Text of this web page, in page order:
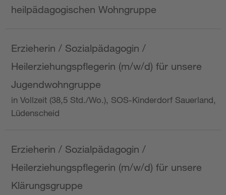
heilpädagogischen Wohngruppe
Erzieherin / Sozialpädagogin /
Heilerziehungspflegerin (m/w/d) für unsere
Jugendwohngruppe
in Vollzeit (38,5 Std./Wo.), SOS-Kinderdorf Sauerland,
Lüdenscheid
Erzieherin / Sozialpädagogin /
Heilerziehungspflegerin (m/w/d) für unsere
Klärungsgruppe